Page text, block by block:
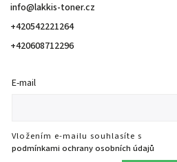
info@lakkis-toner.cz
+420542221264
+420608712296
E-mail
Vložením e-mailu souhlasíte s
podmínkami ochrany osobních údajů